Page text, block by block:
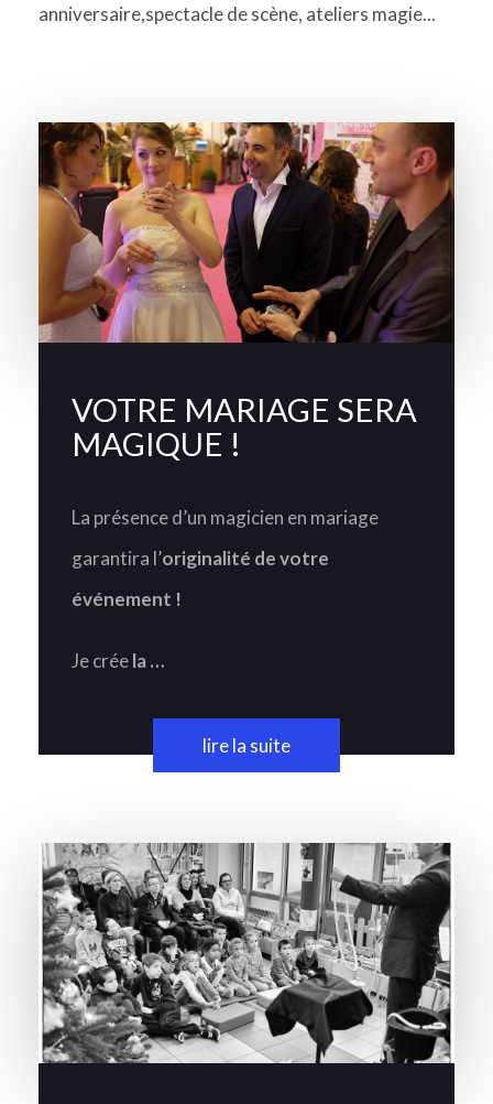
anniversaire,spectacle de scène, ateliers magie...
VOTRE MARIAGE SERA
MAGIQUE !
La présence d’un magicien en mariage
garantira l’originalité de votre
événement !
Je créela …
lire la suite